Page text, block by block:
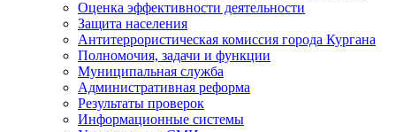
Оценка эффективности деятельности
Защита населения
Антитеррористическая комиссия города Кургана
Полномочия, задачи и функции
Муниципальная служба
Административная реформа
Результаты проверок
Информационные системы